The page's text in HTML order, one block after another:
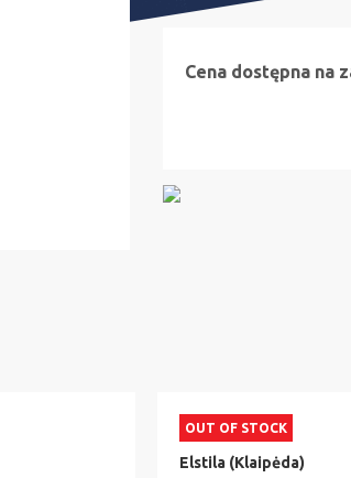
Cena dostępna na
OUT OF STOCK
Elstila (Klaipėda)